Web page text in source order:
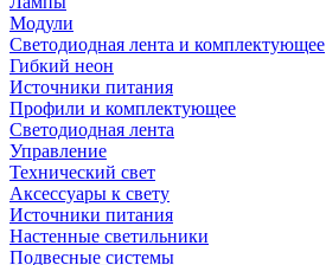
Модули
Светодиодная лента и комплектующее
Гибкий неон
Источники питания
Профили и комплектующее
Светодиодная лента
Управление
Технический свет
Аксессуары к свету
Источники питания
Настенные светильники
Подвесные системы